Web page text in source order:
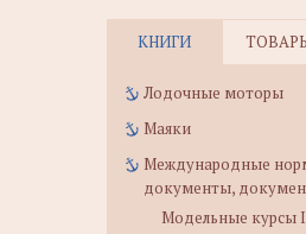
КНИГИ
Лодочные моторы
Маяки
Международные
документы,
Модельные курсы